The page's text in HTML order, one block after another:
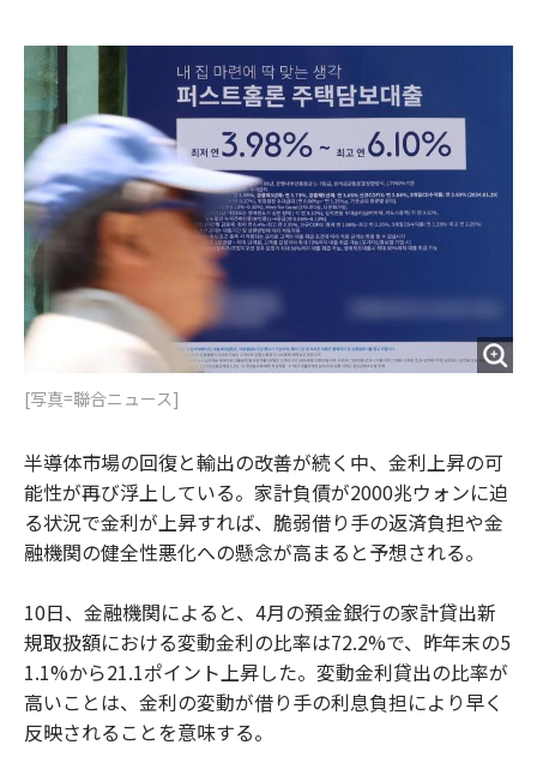
[写真=聯合ニュース]
半導体市場の回復と輸出の改善が続く中、金利上昇の可
能性が再び浮上している。家計負債が2000兆ウォンに迫
る状況で金利が上昇すれば、脆弱借り手の返済負担や金
融機関の健全性悪化への懸念が高まると予想される。
10日、金融機関によると、4月の預金銀行の家計貸出新
規取扱額における変動金利の比率は72.2%で、昨年末の5
1.1%から21.1ポイント上昇した。変動金利貸出の比率が
高いことは、金利の変動が借り手の利息負担により早く
反映されることを意味する。